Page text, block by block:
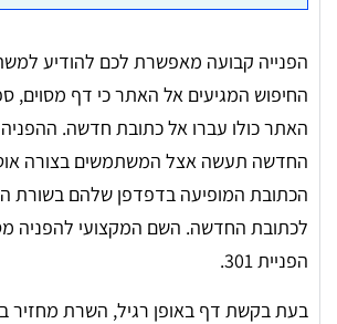
הפנייה קבועה מאפשרת לכם להודיע
החיפוש המגיעים אל האתר כי דף מסוים,
האתר כולו עברו אל כתובת חדשה.
החדשה תעשה אצל המשתמשים בצורה
הכתובת המופיעה בדפדפן שלהם בשורת
לכתובת החדשה. השם המקצועי להפניה
הפניית 301.
בעת בקשת דף באופן רגיל, השרת מחזיר